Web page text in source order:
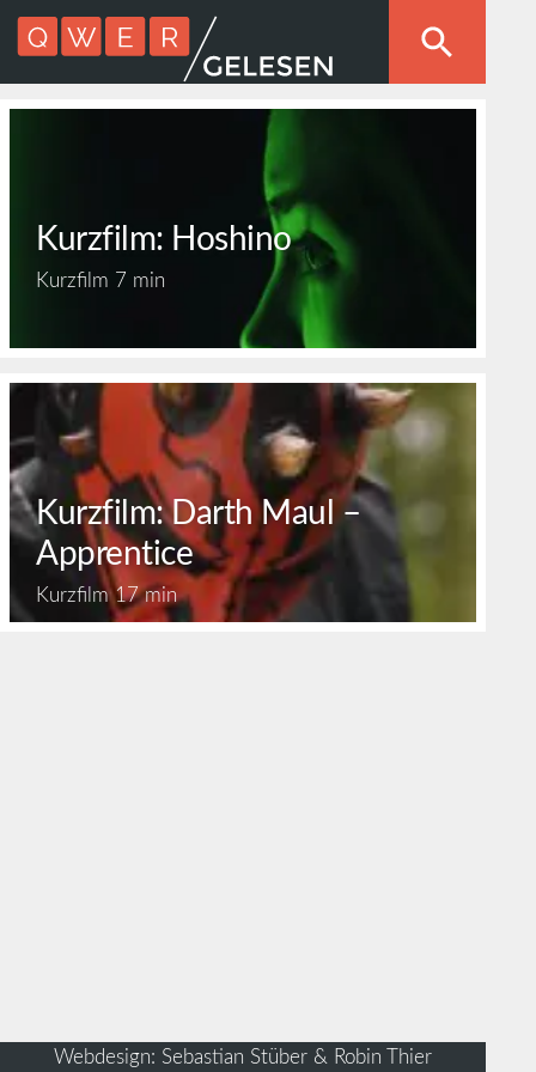
Kurzfilm: Hoshino
Kurzfilm 7 min
Kurzfilm: Darth Maul –
Apprentice
Kurzfilm17 min
Webdesign: Sebastian Stüber & Robin Thier